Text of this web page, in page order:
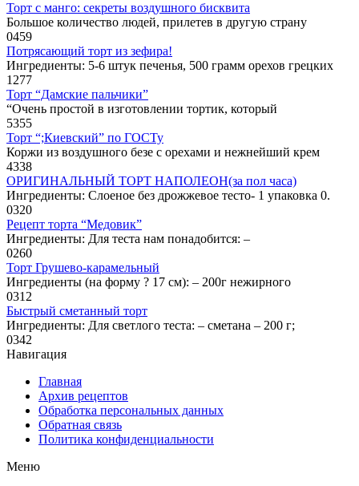
Торт с манго: секреты воздушного бисквита
Большое количество людей, прилетев в другую страну
0459
Потрясающий торт из зефира!
Ингредиенты: 5-6 штук печенья, 500 грамм орехов грецких
1 277
Торт “Дамские пальчики”
“Очень простой в изготовлении тортик, который
5355
Торт “;Киевский” по ГОСТу
Коржи из воздушного безе с орехами и нежнейший крем
4338
ОРИГИНАЛЬНЫЙ ТОРТ НАПОЛЕОН(за пол часа)
Ингредиенты: Слоеное без дрожжевое тесто- 1 упаковка 0.
0320
Рецепт торта “Медовик”
Ингредиенты: Для теста нам понадобится: –
0260
Торт Грушево-карамельный
Ингредиенты (на форму ? 17 см): – 200г нежирного
0312
Быстрый сметанный торт
Ингредиенты: Для светлого теста: – сметана – 200 г;
0342
Навигация
Главная
Архив рецептов
Обработка персональных данных
Обратная связь
Политика конфиденциальности
Меню